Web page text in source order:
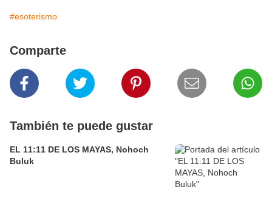
#esoterismo
Comparte
También te puede gustar
EL 11:11 DE LOS MAYAS, Nohoch
Buluk